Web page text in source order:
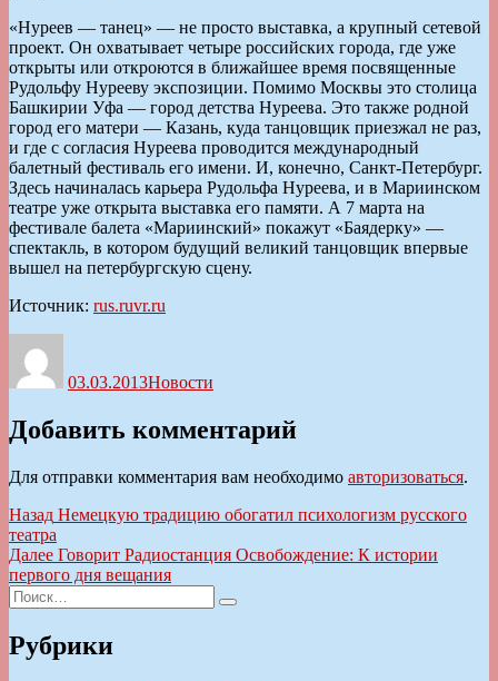
«Нуреев — танец» — не просто выставка, а крупный сетевой
проект. Он охватывает четыре российских города, где уже
открыты или откроются в ближайшее время посвященные
Рудольфу Нурееву экспозиции. Помимо Москвы это столица
Башкирии Уфа — город детства Нуреева. Это также родной
город его матери — Казань, куда танцовщик приезжал не раз,
и где с согласия Нуреева проводится международный
балетный фестиваль его имени. И, конечно, Санкт-Петербург.
Здесь начиналась карьера Рудольфа Нуреева, и в Мариинском
театре уже открыта выставка его памяти. А 7 марта на
фестивале балета «Мариинский» покажут «Баядерку» —
спектакль, в котором будущий великий танцовщик впервые
вышел на петербургскую сцену.
Источник: rus.ruvr.ru
03.03.2013Новости
Добавить комментарий
Для отправки комментария вам необходимо авторизоваться.
Навигация
по
записям
Назад Предыдущая
Немецкую традицию обогатил психологизм русского
театра
Далее Следующая
запись:
Говорит Радиостанция Освобождение: К истории
первого дня вещания
Искать:
Поиск
Рубрики